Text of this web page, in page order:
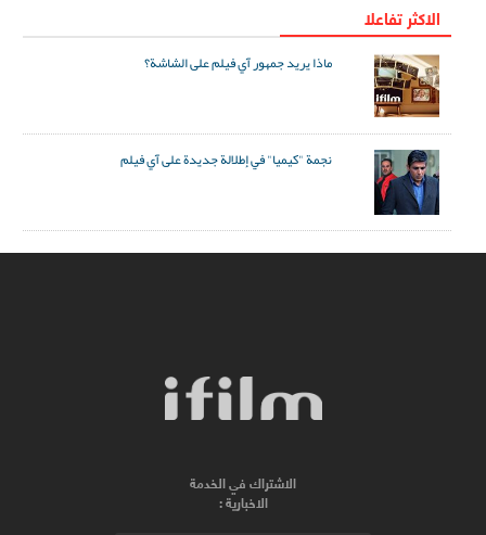
الاکثر تفاعلا
ماذا يريد جمهور آي فيلم على الشاشة؟
نجمة "كيميا" في إطلالة جديدة على آي فيلم
الاشتراك في الخدمة
الاخبارية :